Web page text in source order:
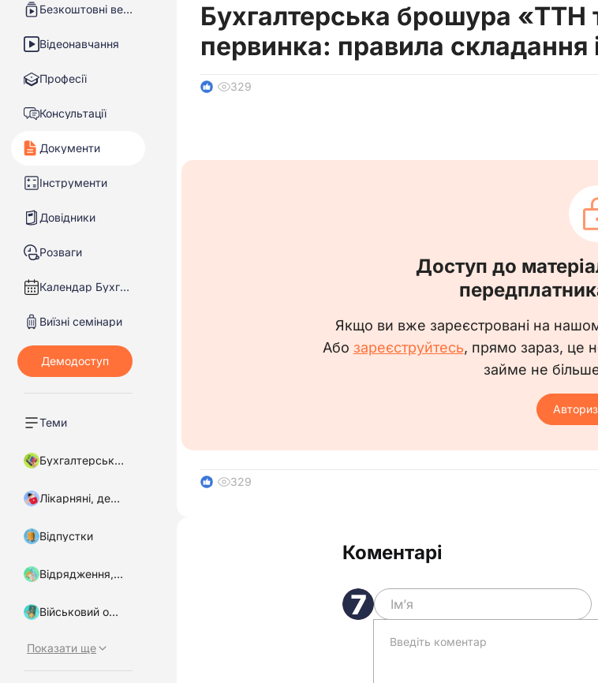
Безкоштовні вебінари
Відеонавчання
Професії
Консультації
Документи
Інструменти
Довідники
Розваги
Календар Бухгалтера
Виїзні семінари
Теми
Бухгалтерський облік
Лікарняні, декретні
Відпустки
Відрядження, підзвітні кошти
Військовий облік, бронювання
Показати ще
Бухгалтерська брошура «ТТН
первинка: правила складання
1 329
Доступ до
Якщо ви вже зареєстровані на
Або зареєструйтесь, прямо зараз, це
займе не
1 329
Коментарі